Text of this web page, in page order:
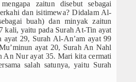
zaitun disebut sebagai
dan isitimewa? Didalam Al-
buah) dan minyak zaitun
kali, yaitu pada Surah At-Tin ayat
ayat 29, Surah Al-An’am ayat 99
ayat 20, Surah An Nahl
An Nur ayat 35. Mari kita cermati
salah satunya, yaitu Surah